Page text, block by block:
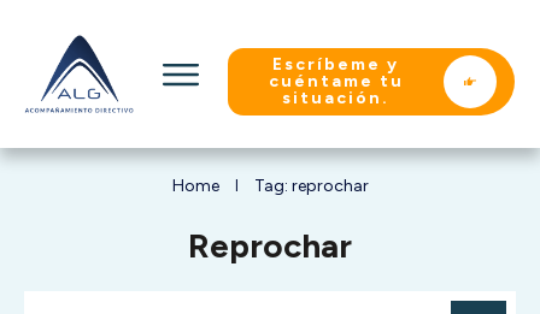
Escríbeme y
cuéntame tu
situación.
Home Tag: reprochar
Reprochar